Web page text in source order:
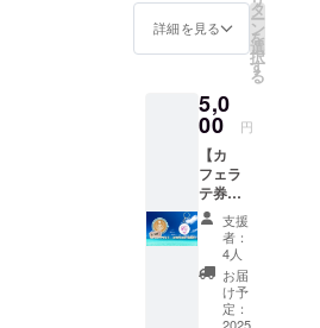
ナーか
らお礼
のメッ
セージ
せてい
ただき
ます。
可能な
方は備
考欄に
てお名
前を教
えてい
ただけ
れば幸
いで
詳細を見る
タ
ー
ン
を
選
択
す
る
5,0
00 円
【カ
フェラ
テ券＋
オリジ
ナル
キーホ
ル
ダー】
・店頭
支援
者：
4人
お届
け予
定：
2025